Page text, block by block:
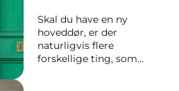
Derfor ka...
Skal du have en ny
hoveddør, er der
naturligvis flere
forskellige ting, som